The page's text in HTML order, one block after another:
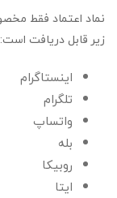
نماد اعتماد فقط
زیر قابل دریافت است:
اینستاگرام
تلگرام
واتساپ
بله
روبیکا
ایتا